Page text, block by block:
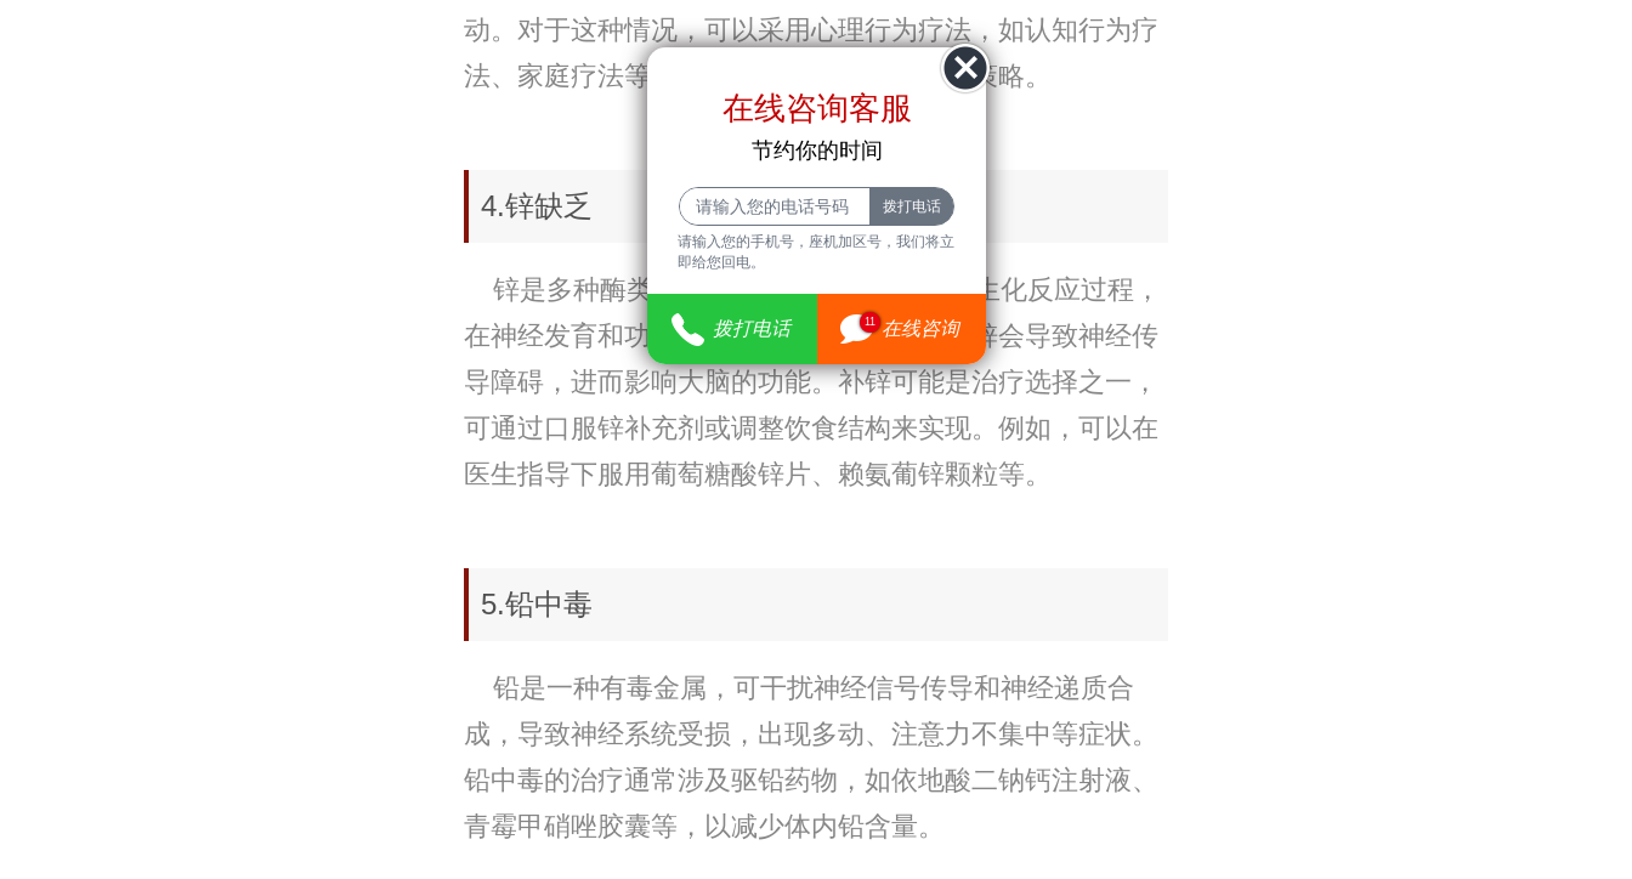
动。对于这种情况，可以采用心理行为疗法，如认知行为疗
法、家庭疗法等，帮助孩子学习有效的应对策略。
4.锌缺乏
锌是多种酶类的重要组成部分，参与许多生化反应过程，
在神经发育和功能维持中发挥重要作用。缺锌会导致神经传
导障碍，进而影响大脑的功能。补锌可能是治疗选择之一，
可通过口服锌补充剂或调整饮食结构来实现。例如，可以在
医生指导下服用葡萄糖酸锌片、赖氨葡锌颗粒等。
5.铅中毒
铅是一种有毒金属，可干扰神经信号传导和神经递质合
成，导致神经系统受损，出现多动、注意力不集中等症状。
铅中毒的治疗通常涉及驱铅药物，如依地酸二钠钙注射液、
青霉甲硝唑胶囊等，以减少体内铅含量。
在线咨询客服
节约你的时间
请输入您的手机号，座机加区号，我们将立
即给您回电。
拨打电话 11 在线咨询